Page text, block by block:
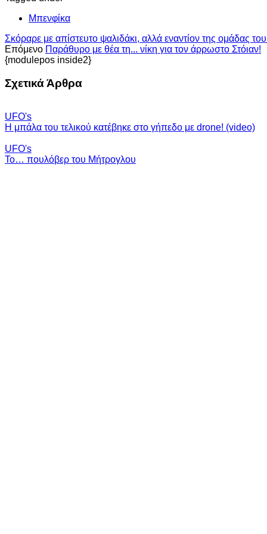
Μπενφίκα
Σκόραρε με απίστευτο ψαλιδάκι, αλλά εναντίον της ομάδας
Επόμενο Παράθυρο με θέα τη... νίκη για τον άρρωστο Στόιαν!
{modulepos inside2}
Σχετικά Άρθρα
UFO's
Η μπάλα του τελικού κατέβηκε στο γήπεδο με drone! (video)
UFO's
Το… πουλόβερ του Μήτρογλου